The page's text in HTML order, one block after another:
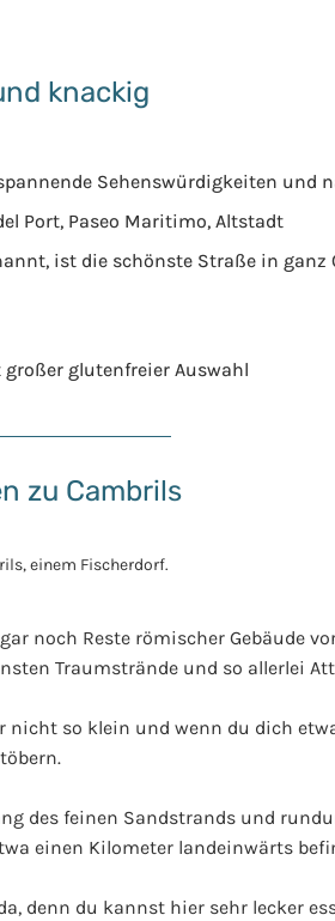
knackig
Sehenswürdigkeiten und
Port, Paseo Maritimo, Altstadt
ist die schönste Straße in
glutenfreier Auswahl
zu Cambrils
noch Reste römischer Gebäude
Traumstrände und so allerlei
nicht so klein und wenn du dich
des feinen Sandstrands und
einen Kilometer landeinwärts
denn du kannst hier sehr lecker